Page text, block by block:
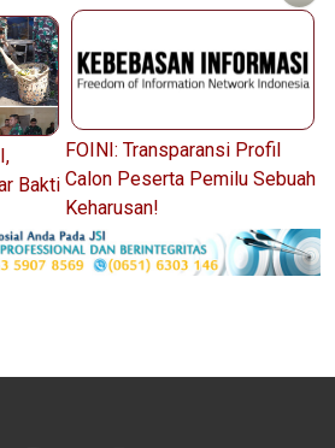
Bakti
FOINI: Transparansi Profil
Calon Peserta Pemilu Sebuah
Keharusan!